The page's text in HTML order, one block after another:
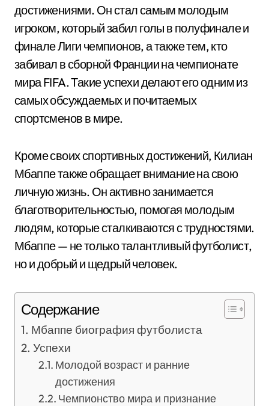
достижениями. Он стал самым молодым
игроком, который забил голы в полуфинале и
финале Лиги чемпионов, а также тем, кто
забивал в сборной Франции на чемпионате
мира FIFA. Такие успехи делают его одним из
самых обсуждаемых и почитаемых
спортсменов в мире.
Кроме своих спортивных достижений, Килиан
Мбаппе также обращает внимание на свою
личную жизнь. Он активно занимается
благотворительностью, помогая молодым
людям, которые сталкиваются с трудностями.
Мбаппе — не только талантливый футболист,
но и добрый и щедрый человек.
Содержание
Мбаппе биография футболиста
Успехи
Молодой возраст и ранние
достижения
Чемпионство мира и признание